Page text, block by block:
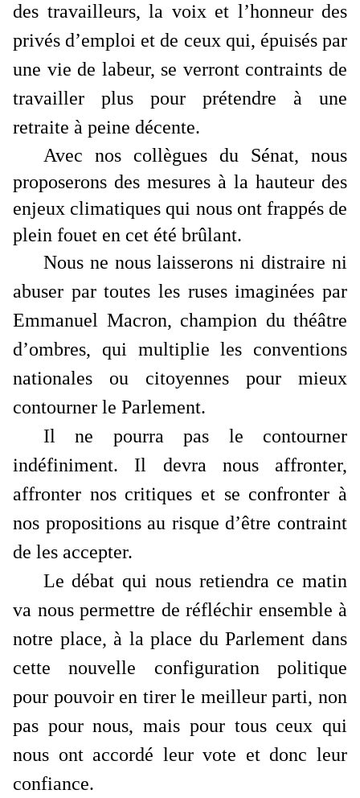
des travailleurs, la voix et l’honneur des
privés d’emploi et de ceux qui, épuisés par
une vie de labeur, se verront contraints de
travailler plus pour prétendre à une
retraite à peine décente.
Avec nos collègues du Sénat, nous
proposerons des mesures à la hauteur des
enjeux climatiques qui nous ont frappés de
plein fouet en cet été brûlant.
Nous ne nous laisserons ni distraire ni
abuser par toutes les ruses imaginées par
Emmanuel Macron, champion du théâtre
d’ombres, qui multiplie les conventions
nationales ou citoyennes pour mieux
contourner le Parlement.
Il ne pourra pas le contourner
indéfiniment. Il devra nous affronter,
affronter nos critiques et se confronter à
nos propositions au risque d’être contraint
de les accepter.
Le débat qui nous retiendra ce matin
va nous permettre de réfléchir ensemble à
notre place, à la place du Parlement dans
cette nouvelle configuration politique
pour pouvoir en tirer le meilleur parti, non
pas pour nous, mais pour tous ceux qui
nous ont accordé leur vote et donc leur
confiance.